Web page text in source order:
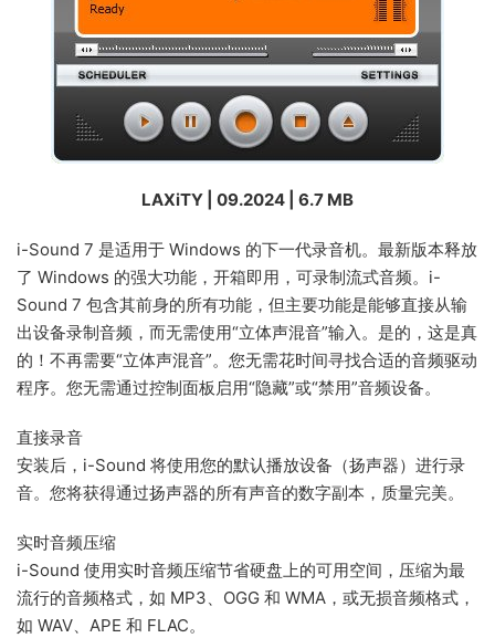
LAXiTY | 09.2024 | 6.7 MB
i-Sound 7 是适用于 Windows 的下一代录音机。最新版本释放
了 Windows 的强大功能，开箱即用，可录制流式音频。i-
Sound 7 包含其前身的所有功能，但主要功能是能够直接从输
出设备录制音频，而无需使用“立体声混音”输入。是的，这是真
的！不再需要“立体声混音”。您无需花时间寻找合适的音频驱动
程序。您无需通过控制面板启用“隐藏”或“禁用”音频设备。
直接录音
安装后，i-Sound 将使用您的默认播放设备（扬声器）进行录
音。您将获得通过扬声器的所有声音的数字副本，质量完美。
实时音频压缩
i-Sound 使用实时音频压缩节省硬盘上的可用空间，压缩为最
流行的音频格式，如 MP3、OGG 和 WMA，或无损音频格式，
如 WAV、APE 和 FLAC。